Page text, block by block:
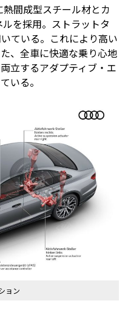
間成型スチール材とカ
を採用。ストラットタ
ている。これにより高い
、全車に快適な乗り心地
立するアダプティブ・エ
いる。
ョン